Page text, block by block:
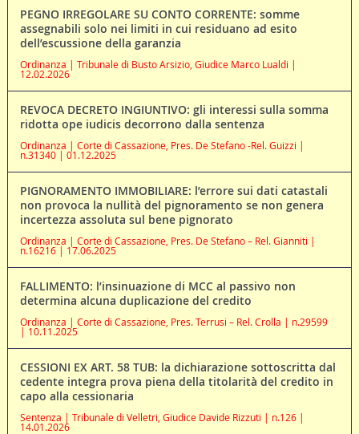
PEGNO IRREGOLARE SU CONTO CORRENTE: somme
assegnabili solo nei limiti in cui residuano ad esito
dell’escussione della garanzia
Ordinanza | Tribunale di Busto Arsizio, Giudice Marco Lualdi |
12.02.2026
REVOCA DECRETO INGIUNTIVO: gli interessi sulla somma
ridotta ope iudicis decorrono dalla sentenza
Ordinanza | Corte di Cassazione, Pres. De Stefano -Rel. Guizzi |
n.31340 | 01.12.2025
PIGNORAMENTO IMMOBILIARE: l’errore sui dati catastali
non provoca la nullità del pignoramento se non genera
incertezza assoluta sul bene pignorato
Ordinanza | Corte di Cassazione, Pres. De Stefano – Rel. Gianniti |
n.16216 | 17.06.2025
FALLIMENTO: l’insinuazione di MCC al passivo non
determina alcuna duplicazione del credito
Ordinanza | Corte di Cassazione, Pres. Terrusi – Rel. Crolla | n.29599
| 10.11.2025
CESSIONI EX ART. 58 TUB: la dichiarazione sottoscritta dal
cedente integra prova piena della titolarità del credito in
capo alla cessionaria
Sentenza | Tribunale di Velletri, Giudice Davide Rizzuti | n.126 |
14.01.2026